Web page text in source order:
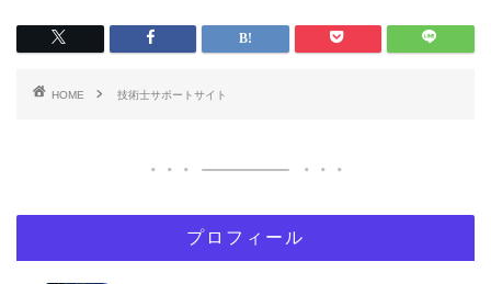
HOME 技術士サポートサイト
プロフィール